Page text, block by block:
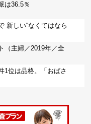
は36.5％
新しい“なくてはなら
（主婦／2019年／全
1位は品格。「おばさ